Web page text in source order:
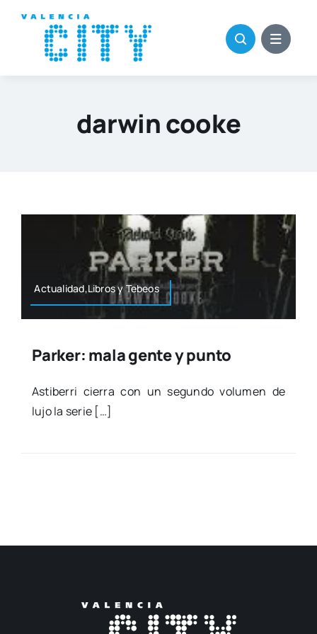
contenido
darwin cooke
Actualidad,Libros y Tebeos
Parker: mala gente y punto
Asti­be­rri cie­rra con un segun­do volu­men de
lujo la serie […]